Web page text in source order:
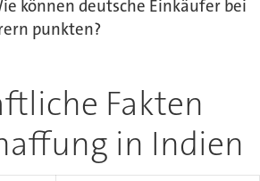
können deutsche Einkäufer bei
punkten?
Fakten
in Indien